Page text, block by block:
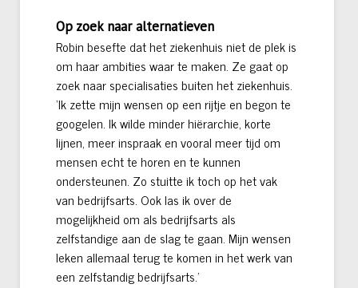
Op zoek naar alternatieven
Robin besefte dat het ziekenhuis niet de plek is
om haar ambities waar te maken. Ze gaat op
zoek naar specialisaties buiten het ziekenhuis.
‘Ik zette mijn wensen op een rijtje en begon te
googelen. Ik wilde minder hiërarchie, korte
lijnen, meer inspraak en vooral meer tijd om
mensen echt te horen en te kunnen
ondersteunen. Zo stuitte ik toch op het vak
van bedrijfsarts. Ook las ik over de
mogelijkheid om als bedrijfsarts als
zelfstandige aan de slag te gaan. Mijn wensen
leken allemaal terug te komen in het werk van
een zelfstandig bedrijfsarts.’